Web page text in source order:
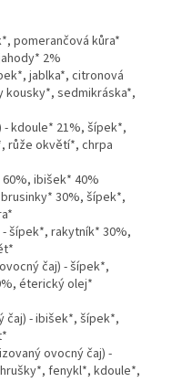
pomerančová kůra*
2%
jablka*, citronová
kousky*, sedmikráska*,
- kdoule* 21%, šípek*,
růže okvětí*, chrpa
ibišek* 40%
30%, šípek*,
šípek*, rakytník* 30%,
čaj) - šípek*,
éterický olej*
čaj) - ibišek*, šípek*,
ovocný čaj) -
fenykl*, kdoule*,